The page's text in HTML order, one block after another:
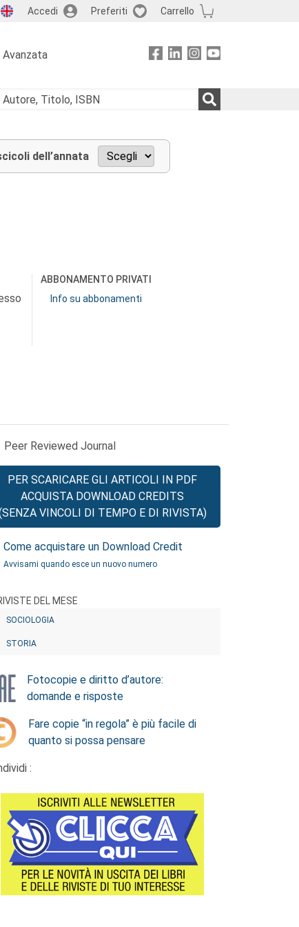
Accedi Preferiti Carrello
Avanzata
dell’annata
ABBONAMENTO PRIVATI
Info su abbonamenti
Peer Reviewed Journal
PER SCARICARE GLI ARTICOLI IN PDF
ACQUISTA DOWNLOAD CREDITS
VINCOLI DI TEMPO E DI RIVISTA)
Come acquistare un Download Credit
Avvisami quando esce un nuovo numero
DEL MESE
SOCIOLOGIA
STORIA
Fotocopie e diritto d’autore:
domande e risposte
Fare copie “in regola” è più facile di
quanto si possa pensare
: